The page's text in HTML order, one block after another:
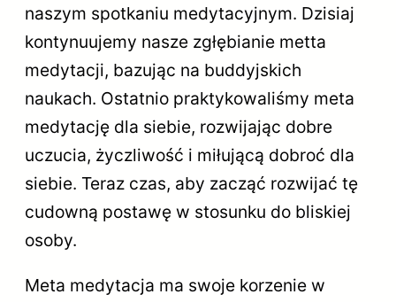
naszym spotkaniu medytacyjnym. Dzisiaj
kontynuujemy nasze zgłębianie metta
medytacji, bazując na buddyjskich
naukach. Ostatnio praktykowaliśmy meta
medytację dla siebie, rozwijając dobre
uczucia, życzliwość i miłującą dobroć dla
siebie. Teraz czas, aby zacząć rozwijać tę
cudowną postawę w stosunku do bliskiej
osoby.
Meta medytacja ma swoje korzenie w